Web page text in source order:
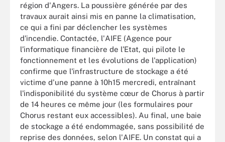
région d'Angers. La poussière générée par des
travaux aurait ainsi mis en panne la climatisation,
ce qui a fini par déclencher les systèmes
d'incendie. Contactée, l'AIFE (Agence pour
l’informatique financière de l’Etat, qui pilote le
fonctionnement et les évolutions de l'application)
confirme que l'infrastructure de stockage a été
victime d'une panne à 10h15 mercredi, entraînant
l'indisponibilité du système cœur de Chorus à partir
de 14 heures ce même jour (les formulaires pour
Chorus restant eux accessibles). Au final, une baie
de stockage a été endommagée, sans possibilité de
reprise des données, selon l'AIFE. Un constat qui a